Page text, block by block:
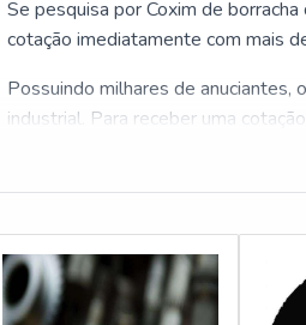
Se pesquisa por Coxim de
cotação imediatamente com mais
Possuindo milhares de
industrial. Para receber uma